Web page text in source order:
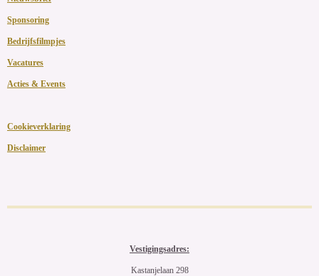
Sponsoring
Bedrijfsfilmpjes
Vacatures
Acties & Events
Cookieverklaring
Disclaimer
Vestigingsadres:
Kastanjelaan 298